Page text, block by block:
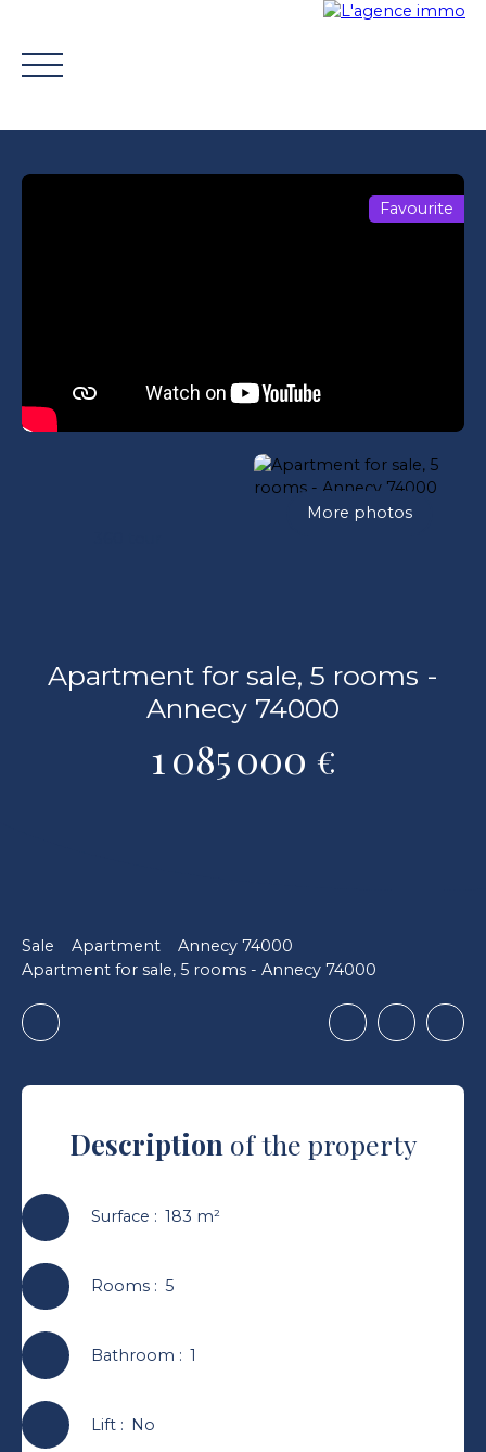
Favourite
More photos
Apartment for sale, 5 rooms -
Annecy 74000
1 085 000 €
Sale Apartment
Annecy 74000
Apartment for sale, 5 rooms - Annecy 74000
Description of the property
Surface : 183 m²
Rooms: 5
Bathroom : 1
Lift: No